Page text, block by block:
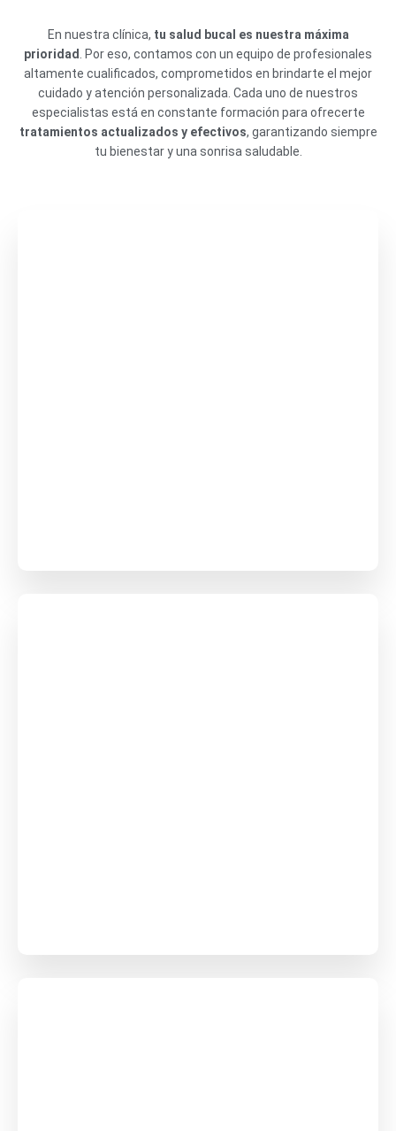
En nuestra clínica, tu salud bucal es nuestra máxima
prioridad
. Por eso, contamos con un equipo de profesionales
altamente cualificados, comprometidos en brindarte el mejor
cuidado y atención personalizada. Cada uno de nuestros
especialistas está en constante formación para ofrecerte
tratamientos actualizados y efectivos, garantizando siempre
tu bienestar y una sonrisa saludable.